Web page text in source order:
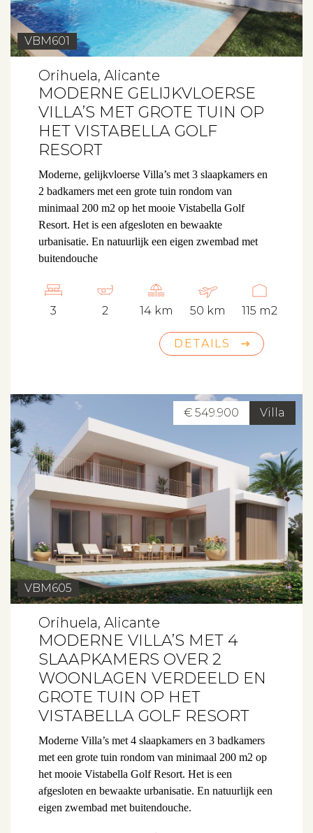
VBM601
Orihuela, Alicante
MODERNE GELIJKVLOERSE
VILLA’S MET GROTE TUIN OP
HET VISTABELLA GOLF
RESORT
Moderne, gelijkvloerse Villa’s met 3 slaapkamers en
2 badkamers met een grote tuin rondom van
minimaal 200 m2 op het mooie Vistabella Golf
Resort. Het is een afgesloten en bewaakte
urbanisatie. En natuurlijk een eigen zwembad met
buitendouche
3 2 14 km 50 km 115 m2
DETAILS
Villa
€ 549.900
VBM605
Orihuela, Alicante
MODERNE VILLA’S MET 4
SLAAPKAMERS OVER 2
WOONLAGEN VERDEELD EN
GROTE TUIN OP HET
VISTABELLA GOLF RESORT
Moderne Villa’s met 4 slaapkamers en 3 badkamers
met een grote tuin rondom van minimaal 200 m2 op
het mooie Vistabella Golf Resort. Het is een
afgesloten en bewaakte urbanisatie. En natuurlijk een
eigen zwembad met buitendouche.